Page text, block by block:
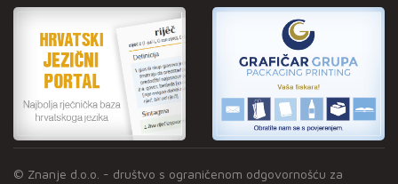
© Znanje d.o.o. - društvo s ograničenom odgovornošću za